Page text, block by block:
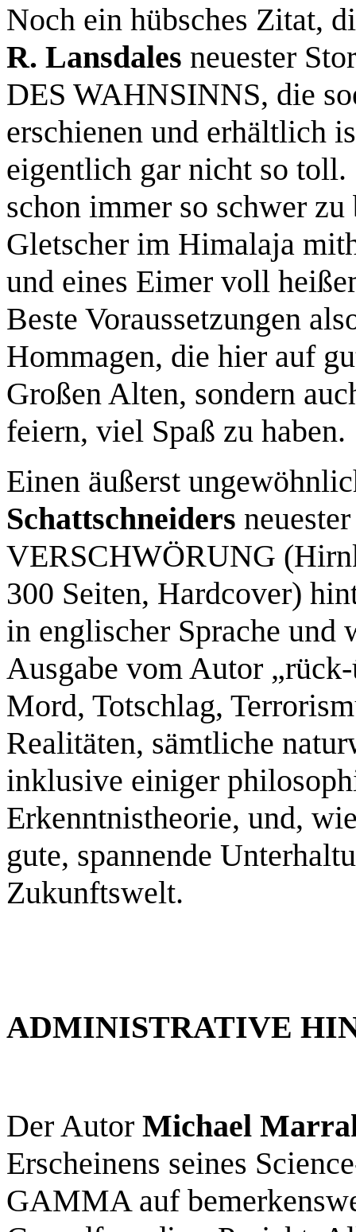
Noch ein hübsches Zitat,
R. Lansdales neuester
DES WAHNSINNS, die
erschienen und erhältlich
eigentlich gar nicht so
schon immer so schwer
Gletscher im Himalaja
und eines Eimer voll
Beste Voraussetzungen
Hommagen, die hier auf
Großen Alten, sondern
feiern, viel Spaß zu haben.
Einen äußerst
Schattschneiders
VERSCHWÖRUNG
300 Seiten, Hardcover)
in englischer Sprache und
Ausgabe vom Autor
Mord, Totschlag,
Realitäten, sämtliche
inklusive einiger
Erkenntnistheorie, und,
gute, spannende
Zukunftswelt.
ADMINISTRATIVE
Der Autor Michael
Erscheinens seines
GAMMA auf